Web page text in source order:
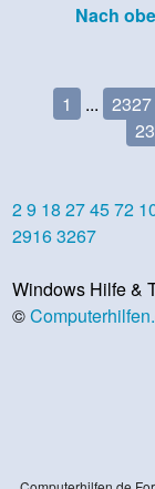
Nach
1 ... 2327
29 18 274572
29163267
Windows Hilfe &
©